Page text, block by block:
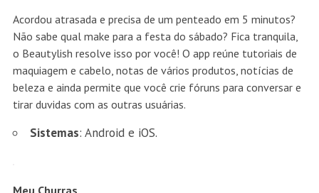
Acordou atrasada e precisa de um penteado em 5 minutos?
Não sabe qual make para a festa do sábado? Fica tranquila,
o Beautylish resolve isso por você! O app reúne tutoriais de
maquiagem e cabelo, notas de vários produtos, notícias de
beleza e ainda permite que você crie fóruns para conversar e
tirar duvidas com as outras usuárias.
Sistemas: Android e iOS.